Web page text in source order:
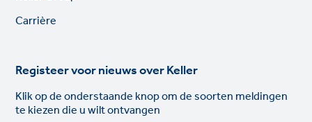
links
Carrière
Registeer voor nieuws over Keller
Klik op de onderstaande knop om de soorten meldingen
te kiezen die u wilt ontvangen